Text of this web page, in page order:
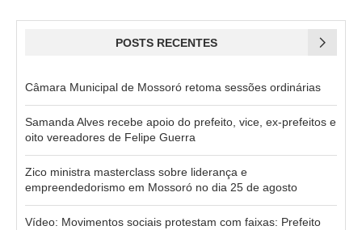
POSTS RECENTES
Câmara Municipal de Mossoró retoma sessões ordinárias
Samanda Alves recebe apoio do prefeito, vice, ex-prefeitos e
oito vereadores de Felipe Guerra
Zico ministra masterclass sobre liderança e
empreendedorismo em Mossoró no dia 25 de agosto
Vídeo: Movimentos sociais protestam com faixas: Prefeito